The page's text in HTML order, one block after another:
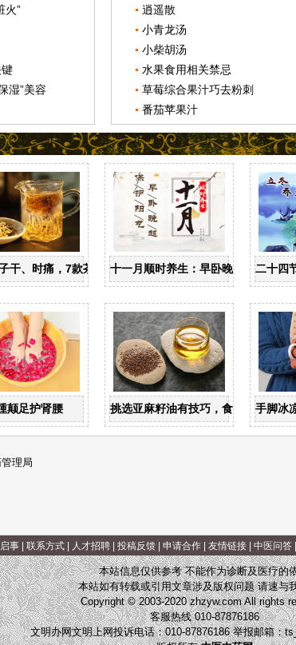
火”
湿”美容
逍遥散
小青龙汤
小柴胡汤
水果食用相关禁忌
草莓综合果汁巧去粉刺
番茄苹果汁
忌
干、时痛，7款茶饮辩证用十一月顺时养生：早卧晚起，保护阳
二十四
价值
颠足护肾腰 挑选亚麻籽油有技巧，食用亚麻籽油
手脚冰
理局
事| 联系方式| 人才招聘| 投稿反馈| 申请合作| 友情链接| 中医问答|
本站信息仅供参考 不能作为诊断及医疗的
本站如有转载或引用文章涉及版权问题 请速与
Copyright © 2003-2020 zhzyw.com All rights
客服热线 010-87876186
文明办网文明上网投诉电话：010-87876186 举报邮箱：